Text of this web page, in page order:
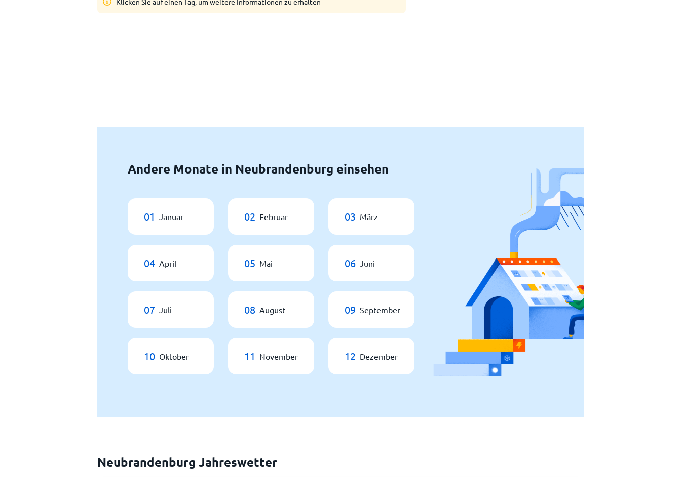
Andere Monate in Neubrandenburg einsehen
01 Januar 02 Februar 03 März
04 April 05 Mai 06 Juni
07 Juli 08 August 09 September
10 Oktober 11 November 12 Dezember
Neubrandenburg Jahreswetter